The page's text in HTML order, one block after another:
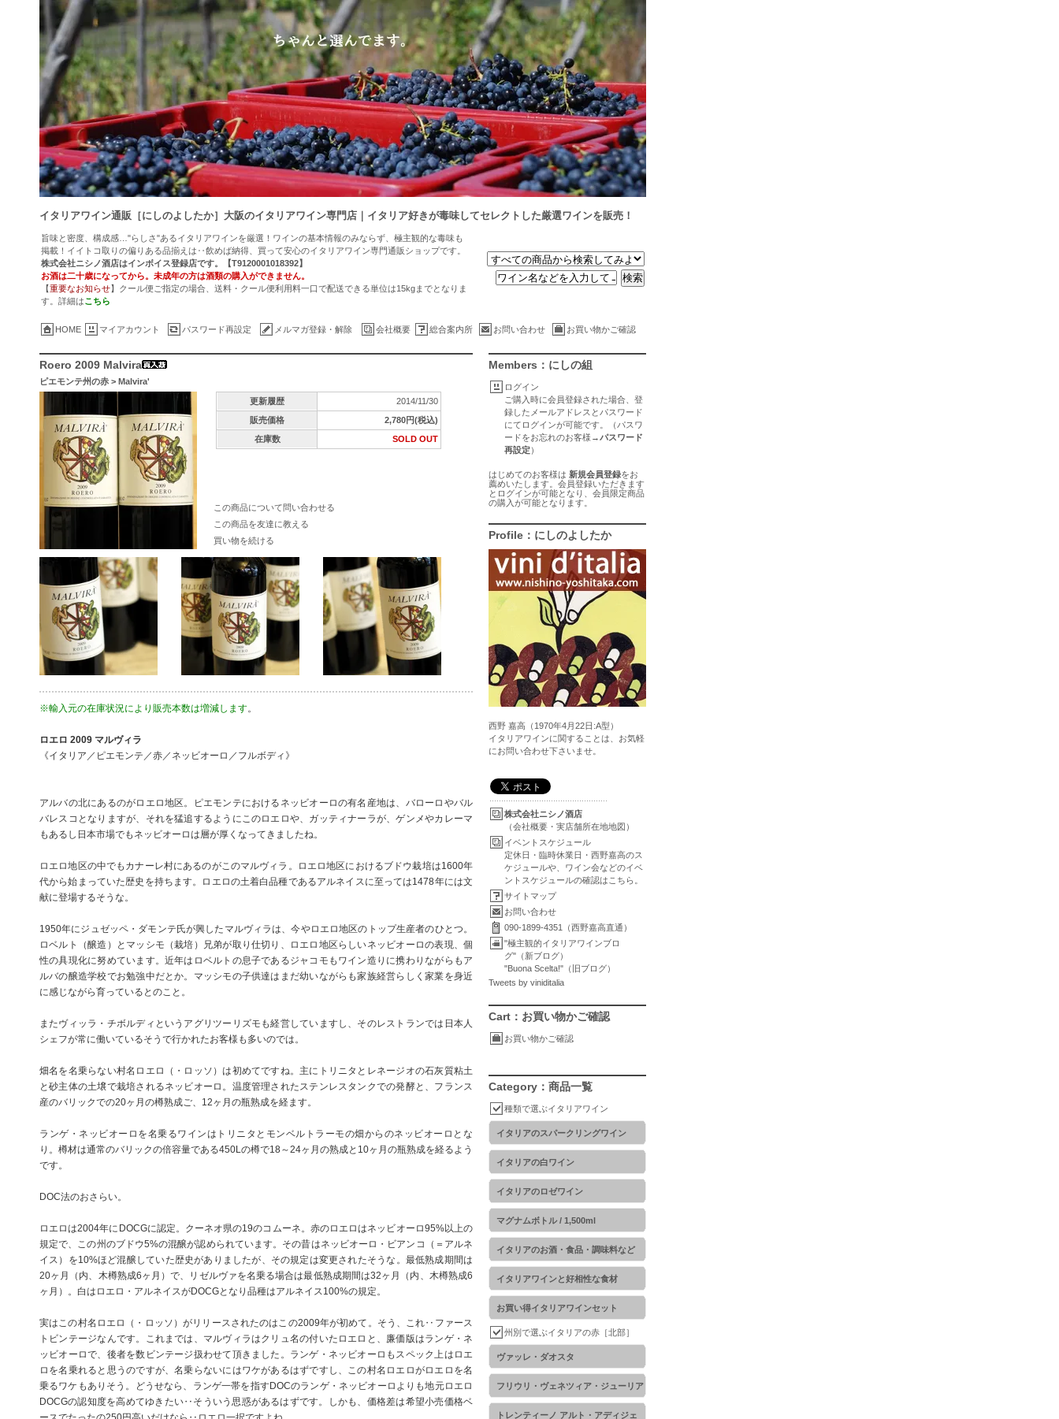
イタリアワイン通販［にしのよしたか］大阪のイタリアワイン専門店｜イタリア好きが毒味してセレクトした厳選ワインを販売！
旨味と密度、構成感…"らしさ"あるイタリアワインを厳選！ワインの基本情報のみならず、極主観的な毒味も
掲載！イイトコ取りの偏りある品揃えは‥飲めば納得、買って安心のイタリアワイン専門通販ショップです。
株式会社ニシノ酒店はインボイス登録店です。【T9120001018392】
お酒は二十歳になってから。未成年の方は酒類の購入ができません。
【重要なお知らせ】クール便ご指定の場合、送料・クール便利用料一口で配送できる単位は15kgまでとなりま
す。詳細はこちら
HOME マイアカウント パスワード再設定 メルマガ登録・解除 会社概要 総合案内所 お問い合わせ お買い物かご確認
Roero 2009 Malvira
ピエモンテ州の赤 > Malvira'
更新履歴
2014/11/30
販売価格
2,780円(税込)
在庫数
SOLD OUT
この商品について問い合わせる
この商品を友達に教える
買い物を続ける
※輸入元の在庫状況により販売本数は増減します。
ロエロ 2009 マルヴィラ
《イタリア／ピエモンテ／赤／ネッビオーロ／フルボディ》
アルバの北にあるのがロエロ地区。ピエモンテにおけるネッビオーロの有名産地は、バローロやバル
バレスコとなりますが、それを猛追するようにこのロエロや、ガッティナーラが、ゲンメやカレーマ
もあるし日本市場でもネッビオーロは層が厚くなってきましたね。
ロエロ地区の中でもカナーレ村にあるのがこのマルヴィラ。ロエロ地区におけるブドウ栽培は1600年
代から始まっていた歴史を持ちます。ロエロの土着白品種であるアルネイスに至っては1478年には文
献に登場するそうな。
1950年にジュゼッペ・ダモンテ氏が興したマルヴィラは、今やロエロ地区のトップ生産者のひとつ。
ロベルト（醸造）とマッシモ（栽培）兄弟が取り仕切り、ロエロ地区らしいネッビオーロの表現、個
性の具現化に努めています。近年はロベルトの息子であるジャコモもワイン造りに携わりながらもア
ルバの醸造学校でお勉強中だとか。マッシモの子供達はまだ幼いながらも家族経営らしく家業を身近
に感じながら育っているとのこと。
またヴィッラ・チボルディというアグリツーリズモも経営していますし、そのレストランでは日本人
シェフが常に働いているそうで行かれたお客様も多いのでは。
畑名を名乗らない村名ロエロ（・ロッソ）は初めてですね。主にトリニタとレネージオの石灰質粘土
と砂主体の土壌で栽培されるネッビオーロ。温度管理されたステンレスタンクでの発酵と、フランス
産のバリックでの20ヶ月の樽熟成ご、12ヶ月の瓶熟成を経ます。
ランゲ・ネッビオーロを名乗るワインはトリニタとモンベルトラーモの畑からのネッビオーロとな
り。樽材は通常のバリックの倍容量である450Lの樽で18～24ヶ月の熟成と10ヶ月の瓶熟成を経るよう
です。
DOC法のおさらい。
ロエロは2004年にDOCGに認定。クーネオ県の19のコムーネ。赤のロエロはネッビオーロ95%以上の
規定で、この州のブドウ5%の混醸が認められています。その昔はネッビオーロ・ビアンコ（＝アルネ
イス）を10%ほど混醸していた歴史がありましたが、その規定は変更されたそうな。最低熟成期間は
20ヶ月（内、木樽熟成6ヶ月）で、リゼルヴァを名乗る場合は最低熟成期間は32ヶ月（内、木樽熟成6
ヶ月）。白はロエロ・アルネイスがDOCGとなり品種はアルネイス100%の規定。
実はこの村名ロエロ（・ロッソ）がリリースされたのはこの2009年が初めて。そう、これ‥ファース
トビンテージなんです。これまでは、マルヴィラはクリュ名の付いたロエロと、廉価版はランゲ・ネ
ッビオーロで、後者を数ビンテージ扱わせて頂きました。ランゲ・ネッビオーロもスペック上はロエ
ロを名乗れると思うのですが、名乗らないにはワケがあるはずですし、この村名ロエロがロエロを名
乗るワケもありそう。どうせなら、ランゲ一帯を指すDOCのランゲ・ネッビオーロよりも地元ロエロ
DOCGの認知度を高めてゆきたい‥そういう思惑があるはずです。しかも、価格差は希望小売価格ベ
Members：にしの組
ログイン
ご購入時に会員登録された場合、登
録したメールアドレスとパスワード
にてログインが可能です。（パスワ
ードをお忘れのお客様→パスワード
再設定）
はじめてのお客様は 新規会員登録をお
薦めいたします。会員登録いただきます
とログインが可能となり、会員限定商品
の購入が可能となります。
Profile：にしのよしたか
西野 嘉高（1970年4月22日:A型）
イタリアワインに関することは、お気軽
にお問い合わせ下さいませ。
株式会社ニシノ酒店
（会社概要・実店舗所在地地図）
イベントスケジュール
定休日・臨時休業日・西野嘉高のス
ケジュールや、ワイン会などのイベ
ントスケジュールの確認はこちら。
サイトマップ
お問い合わせ
090-1899-4351（西野嘉高直通）
"極主観的イタリアワインブロ
グ"（新ブログ）
"Buona Scelta!"（旧ブログ）
Tweets by viniditalia
Cart：お買い物かご確認
お買い物かご確認
Category：商品一覧
種類で選ぶイタリアワイン
イタリアのスパークリングワイン
イタリアの白ワイン
イタリアのロゼワイン
マグナムボトル / 1,500ml
イタリアのお酒・食品・調味料など
イタリアワインと好相性な食材
お買い得イタリアワインセット
州別で選ぶイタリアの赤［北部］
ヴァッレ・ダオスタ
フリウリ・ヴェネツィア・ジューリア
トレンティーノ アルト・アディジェ